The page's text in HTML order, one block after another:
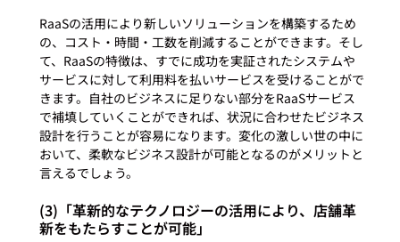
RaaSの活用により新しいソリューションを構築するため
の、コスト・時間・工数を削減することができます。そし
て、RaaSの特徴は、すでに成功を実証されたシステムや
サービスに対して利用料を払いサービスを受けることがで
きます。自社のビジネスに足りない部分をRaaSサービス
で補填していくことができれば、状況に合わせたビジネス
設計を行うことが容易になります。変化の激しい世の中に
おいて、柔軟なビジネス設計が可能となるのがメリットと
(3)「革新的なテクノロジーの活用により、店舗革
新をもたらすことが可能」